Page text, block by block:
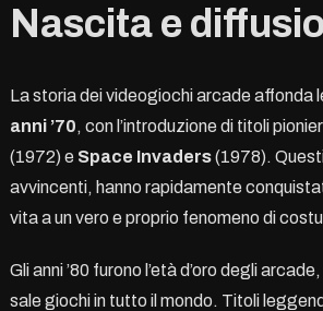
Nascita e
La storia dei videogiochi arcade affonda
anni ’70, con l’introduzione di titoli
(1972) e Space Invaders(1978).
avvincenti, hanno rapidamente
vita a un vero e proprio fenomeno di
Gli anni ’80 furono l’età d’oro degli
sale giochi in tutto il mondo. Titoli